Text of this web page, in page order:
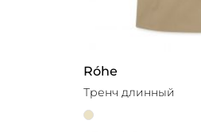
Róhe
Тренч длинный